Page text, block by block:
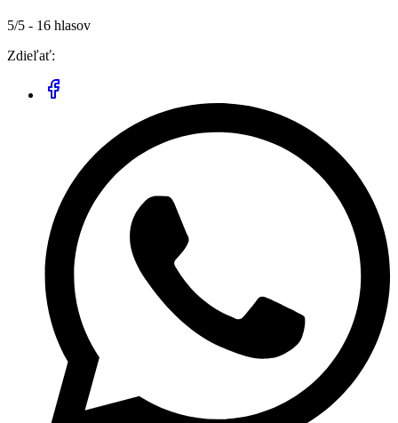
5/5 - 16 hlasov
Zdieľať: